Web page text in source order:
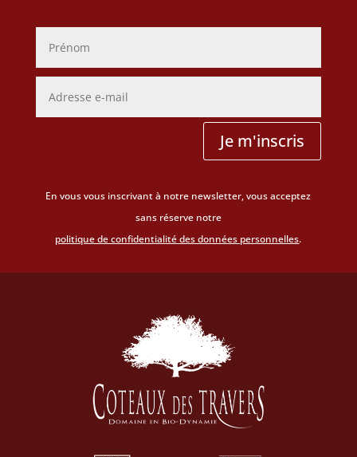
Je m'inscris
En vous vous inscrivant à notre newsletter, vous acceptez
sans réserve notre
politique de confidentialité des données personnelles.